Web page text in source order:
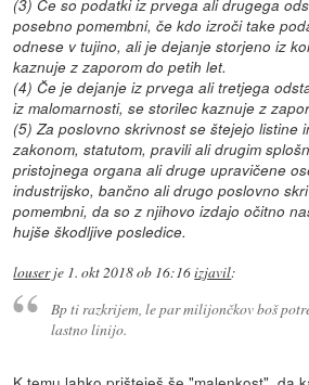
(3) Če so podatki iz prvega ali drugega
posebno pomembni, če kdo izroči take
odnese v tujino, ali je dejanje storjeno iz
kaznuje z zaporom do petih let.
(4) Če je dejanje iz prvega ali tretjega
iz malomarnosti, se storilec kaznuje z
(5) Za poslovno skrivnost se štejejo listine
zakonom, statutom, pravili ali drugim
pristojnega organa ali druge upravičene
industrijsko, bančno ali drugo poslovno
pomembni, da so z njihovo izdajo očitno
hujše škodljive posledice.
louserje 1. okt 2018 ob 16:16izjavil:
Bp ti razkrijem, le par milijončkov boš
lastno linijo.